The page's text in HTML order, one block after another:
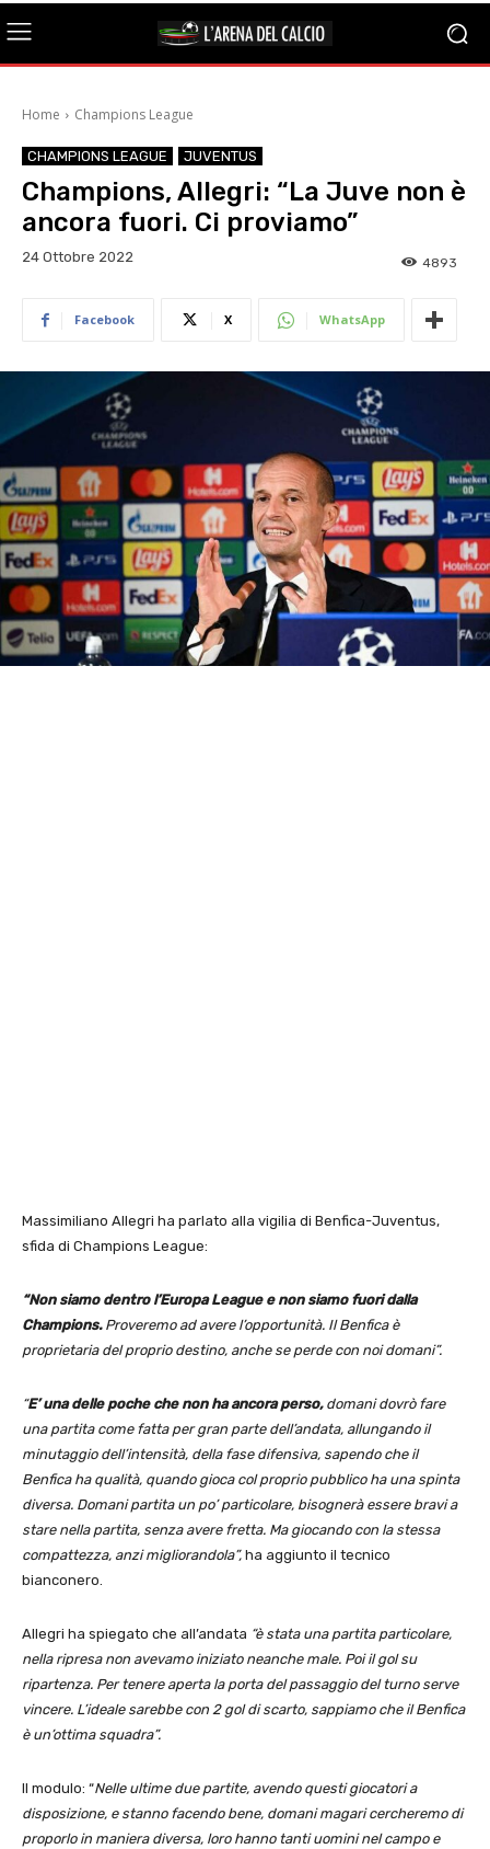
Home Champions League
CHAMPIONS LEAGUE JUVENTUS
Champions, Allegri: “La Juve non è
ancora fuori. Ci proviamo”
24 Ottobre 2022 4893
Facebook X WhatsApp
Massimiliano Allegri ha parlato alla vigilia di Benfica-Juventus,
sfida di Champions League:
“Non siamo dentro l’Europa League e non siamo fuori dalla
Champions.Proveremo ad avere l’opportunità. Il Benfica è
proprietaria del proprio destino, anche se perde con noi domani”.
“E’ una delle poche che non ha ancora perso,domani dovrò fare
una partita come fatta per gran parte dell’andata, allungando il
minutaggio dell’intensità, della fase difensiva, sapendo che il
Benfica ha qualità, quando gioca col proprio pubblico ha una spinta
diversa. Domani partita un po’ particolare, bisognerà essere bravi a
stare nella partita, senza avere fretta. Ma giocando con la stessa
compattezza, anzi migliorandola”, ha aggiunto il tecnico
bianconero.
Allegri ha spiegato che all’andata “è stata una partita particolare,
nella ripresa non avevamo iniziato neanche male. Poi il gol su
ripartenza. Per tenere aperta la porta del passaggio del turno serve
vincere. L’ideale sarebbe con 2 gol di scarto, sappiamo che il Benfica
è un’ottima squadra”.
Il modulo: “Nelle ultime due partite, avendo questi giocatori a
disposizione, e stanno facendo bene, domani magari cercheremo di
proporlo in maniera diversa, loro hanno tanti uomini nel campo e